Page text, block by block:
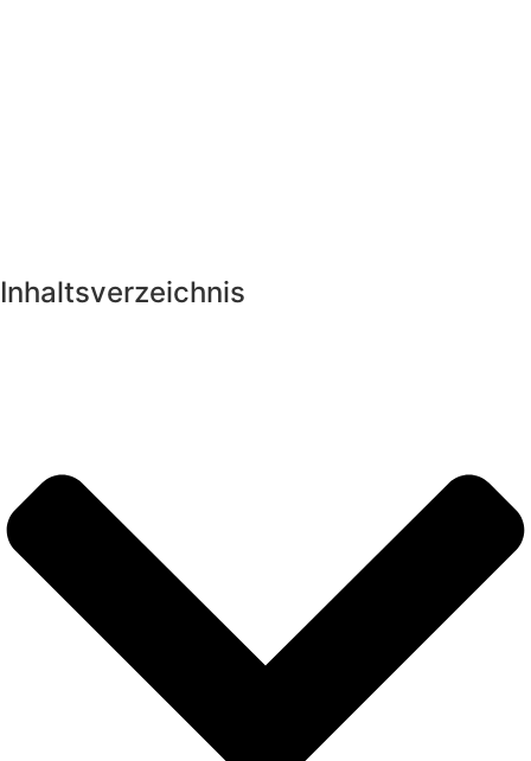
Inhaltsverzeichnis